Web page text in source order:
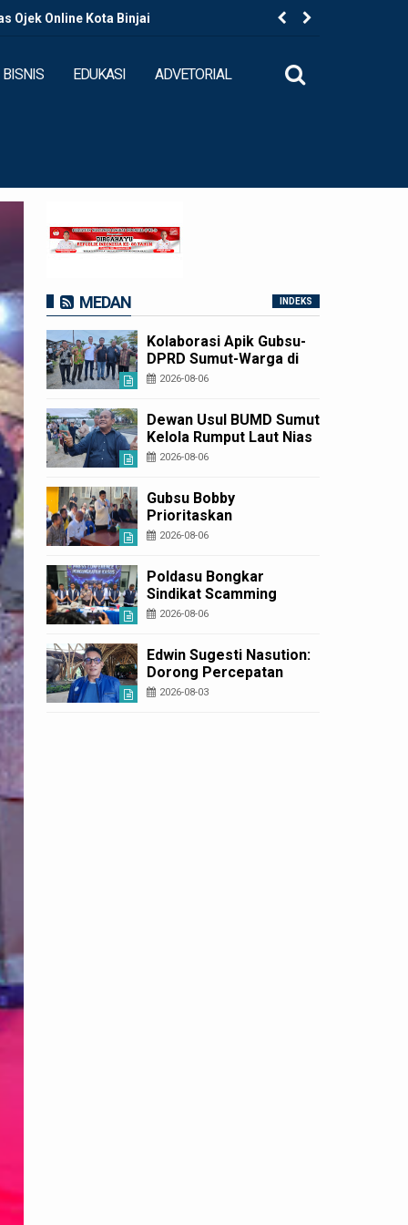
Ojek Online Kota Binjai
BISNIS EDUKASI ADVETORIAL
MEDAN INDEKS
Kolaborasi Apik Gubsu-
DPRD Sumut-Warga di
Nias Utara: Jalan Rusak
Diperbaiki
2026-08-06
Dewan Usul BUMD Sumut
Kelola Rumput Laut Nias
Utara dari Hulu ke Hilir
2026-08-06
Gubsu Bobby
Prioritaskan
Infrastruktur Nias Utara,
Ekonomi Mulai Dibenahi
2026-08-06
Poldasu Bongkar
Sindikat Scamming
Internasional di
Korban Rugi Rp6,7 Miliar
2026-08-06
Edwin Sugesti Nasution:
Dorong Percepatan
Perda PBG Guna
2026-08-03